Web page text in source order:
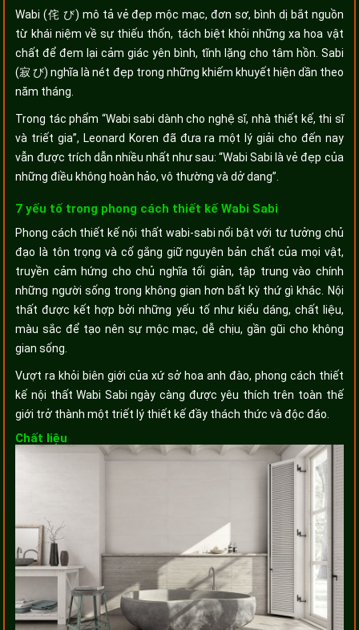
Wabi (侘 び) mô tả vẻ đẹp mộc mạc, đơn sơ, bình dị bắt nguồn
từ khái niệm về sự thiếu thốn, tách biệt khỏi những xa hoa vật
chất để đem lại cảm giác yên bình, tĩnh lặng cho tâm hồn. Sabi
(寂 び) nghĩa là nét đẹp trong những khiếm khuyết hiện dần theo
năm tháng.
Trong tác phẩm “Wabi sabi dành cho nghệ sĩ, nhà thiết kế, thi sĩ
và triết gia”, Leonard Koren đã đưa ra một lý giải cho đến nay
vẫn được trích dẫn nhiều nhất như sau: “Wabi Sabi là vẻ đẹp của
những điều không hoàn hảo, vô thường và dở dang”.
7 yếu tố trong phong cách thiết kế Wabi Sabi
Phong cách thiết kế nội thất wabi-sabi nổi bật với tư tưởng chủ
đạo là tôn trọng và cố gắng giữ nguyên bản chất của mọi vật,
truyền cảm hứng cho chủ nghĩa tối giản, tập trung vào chính
những người sống trong không gian hơn bất kỳ thứ gì khác. Nội
thất được kết hợp bởi những yếu tố như kiểu dáng, chất liệu,
màu sắc để tạo nên sự mộc mạc, dễ chịu, gần gũi cho không
gian sống.
Vượt ra khỏi biên giới của xứ sở hoa anh đào, phong cách thiết
kế nội thất Wabi Sabi ngày càng được yêu thích trên toàn thế
giới trở thành một triết lý thiết kế đầy thách thức và độc đáo.
Chất liệu